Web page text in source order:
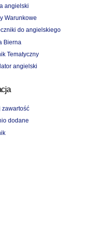
angielski
Warunkowe
do angielskiego
Bierna
Tematyczny
angielski
zawartość
dodane